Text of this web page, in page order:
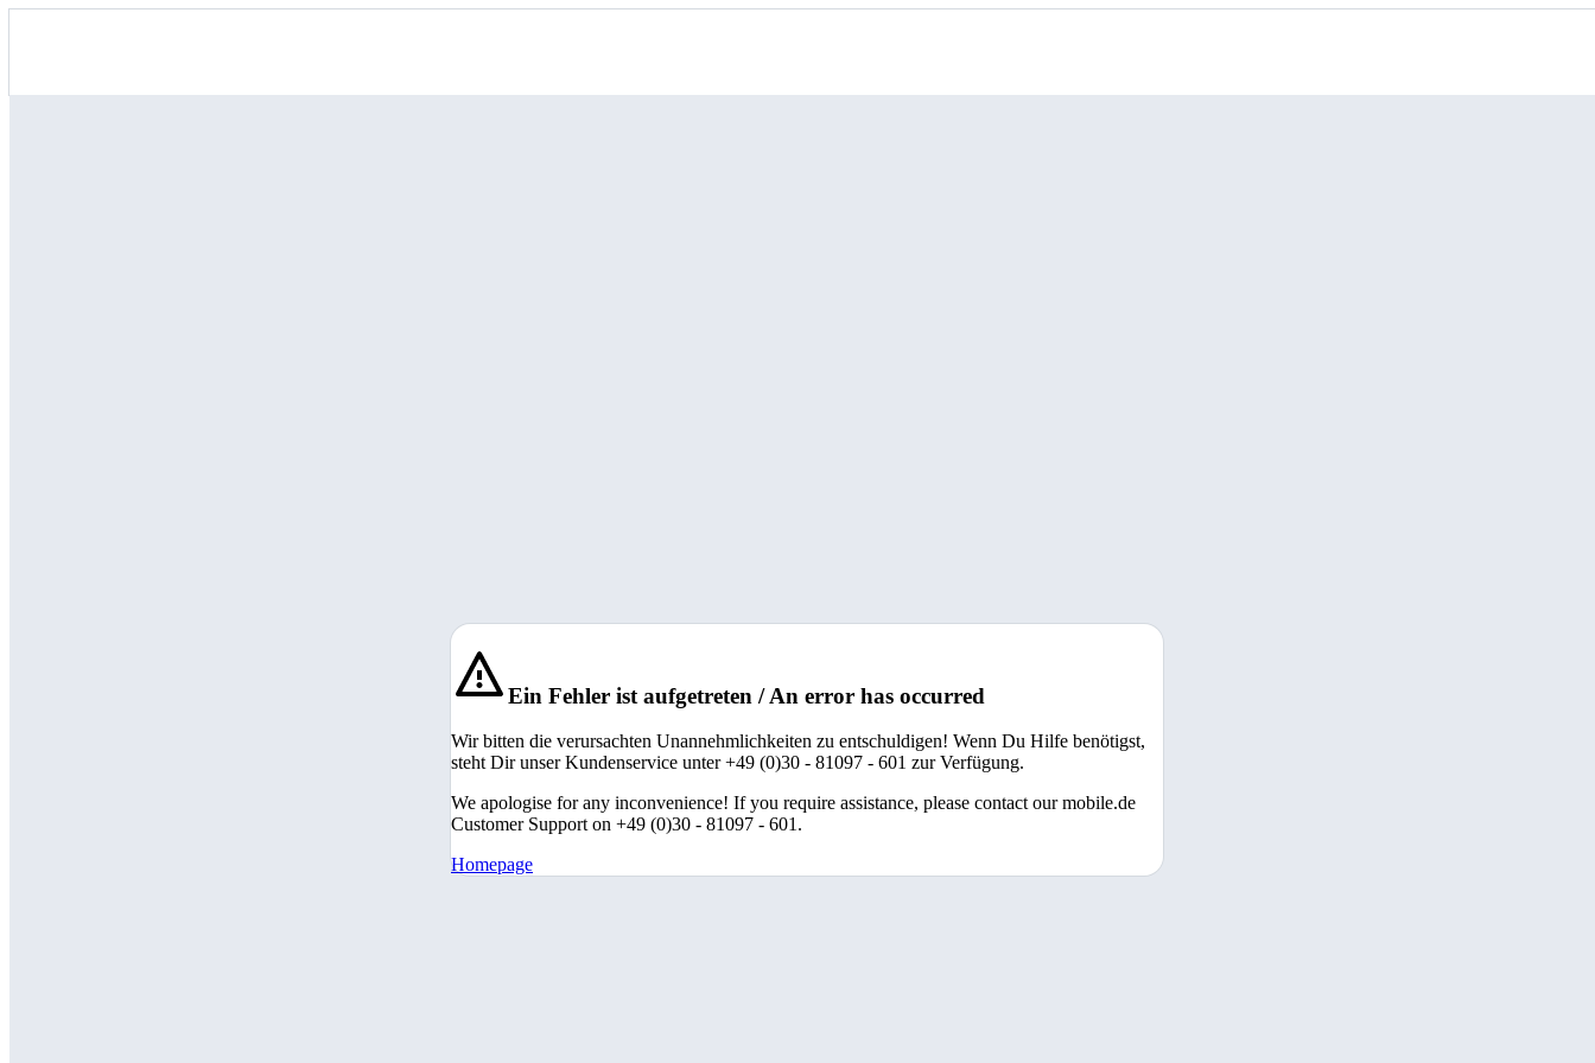
Ein Fehler ist aufgetreten / An error has occurred
Wir bitten die verursachten Unannehmlichkeiten zu entschuldigen! Wenn Du Hilfe benötigst,
steht Dir unser Kundenservice unter +49 (0)30 - 81097 - 601 zur Verfügung.
We apologise for any inconvenience! If you require assistance, please contact our mobile.de
Customer Support on +49 (0)30 - 81097 - 601.
Homepage